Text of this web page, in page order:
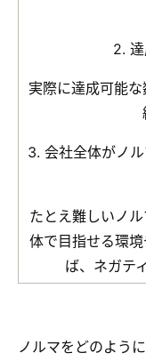
2.
実際に達成可能
3. 会社全体がノ
たとえ難しいノ
体で目指せる環
ば、ネガテ
ノルマをどのよう